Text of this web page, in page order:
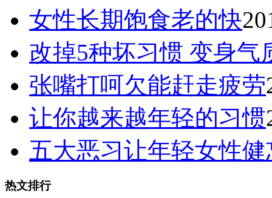
女性长期饱食老的快
改掉5种坏习惯 变身气
张嘴打呵欠能赶走疲劳
让你越来越年轻的习惯
五大恶习让年轻女性健
热文排行